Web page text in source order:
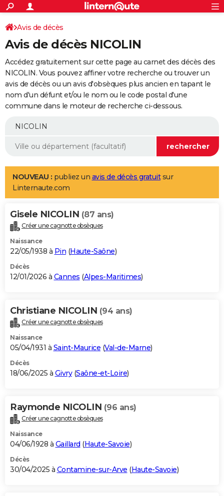
ACTUALITÉS
Politique
Société
Faits Divers
Education
Monde
Villes
+
SPORT
Coupe du monde 2026
Football
Tennis
Cyclisme
Rugby
Forum
Programme TV
TNT
Streaming
Cinéma
Sorties cinéma
Musique
+
FINANCE
Retraite
Epargne
Immobilier
Risques naturels par ville
Banque
Assurance
AUTO
Essais
Réserver un essai
Citadines
Berlines
SUV
Forum auto
+
Mobiles
Meilleur smartphone
Internet
Ordinateurs
Jeux vidéo
Guide high-tech
Aménagement intérieur
LIFESTYLE
Art de vivre
Bien-être
Loisirs
Mode
Modes de vie
Alimentation
Guide de la santé
Maladies
Médicaments
Sommeil
VOYAGE
Destinations
City break
Voyage nature
Voyage de noces
Forum
Climat
+PHOTO
GUIDES D'ACHAT
BONS PLANS
Carte de Noël
Carte Bonne année
Carte Saint-Valentin
Carte Pâques
Carte d'anniversaire
DICTIONNAIRE
Dictionnaire
Biographies
Citations
Expressions
Proverbes
PROGRAMME TV
S'inscrire
Se connecter
Lycées
Collèges
Primaires
Universités
Entreprises
Service militaire
Avis de recherche
AVIS DE DÉCÈS
Bricolage
Lifestyle
Culture
Sport
Auto
Television
Voyage
Cinema
Avis de décès
Avis de décès NICOLIN
Accédez gratuitement sur cette page au carnet des décès des
NICOLIN. Vous pouvez affiner votre recherche ou trouver un
avis de décès ou un avis d'obsèques plus ancien en tapant le
nom d'un défunt et/ou le nom ou le code postal d'une
commune dans le moteur de recherche ci-dessous.
NOUVEAU : publiez un avis de décès gratuitsur
Linternaute.com
Gisele NICOLIN (87 ans)
Créer une cagnotte obsèques
Naissance
22/05/1938 à Pin (Haute-Saône)
Décès
12/01/2026 à Cannes (Alpes-Maritimes)
Christiane NICOLIN (94 ans)
Créer une cagnotte obsèques
Naissance
05/04/1931 à Saint-Maurice (Val-de-Marne)
Décès
18/06/2025 à Givry(Saône-et-Loire)
Raymonde NICOLIN (96 ans)
Créer une cagnotte obsèques
Naissance
04/06/1928 à Gaillard (Haute-Savoie)
Décès
30/04/2025 à Contamine-sur-Arve (Haute-Savoie)